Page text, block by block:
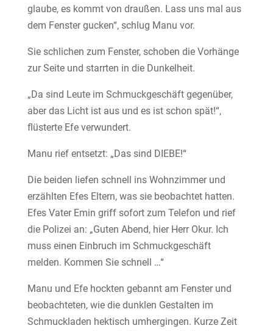
glaube, es kommt von draußen. Lass uns mal aus
dem Fenster gucken“, schlug Manu vor.
Sie schlichen zum Fenster, schoben die Vorhänge
zur Seite und starrten in die Dunkelheit.
„Da sind Leute im Schmuckgeschäft gegenüber,
aber das Licht ist aus und es ist schon spät!“,
flüsterte Efe verwundert.
Manu rief entsetzt: „Das sind DIEBE!“
Die beiden liefen schnell ins Wohnzimmer und
erzählten Efes Eltern, was sie beobachtet hatten.
Efes Vater Emin griff sofort zum Telefon und rief
die Polizei an: „Guten Abend, hier Herr Okur. Ich
muss einen Einbruch im Schmuckgeschäft
melden. Kommen Sie schnell …“
Manu und Efe hockten gebannt am Fenster und
beobachteten, wie die dunklen Gestalten im
Schmuckladen hektisch umhergingen. Kurze Zeit